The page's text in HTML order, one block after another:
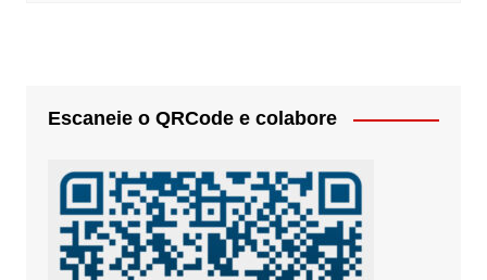
Escaneie o QRCode e colabore